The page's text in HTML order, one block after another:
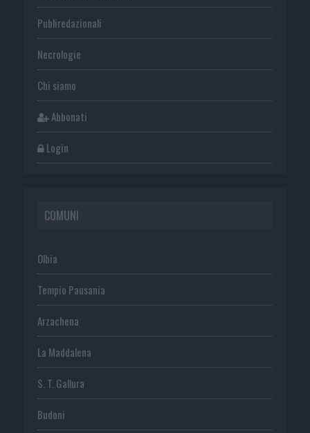
Publiredazionali
Necrologie
Chi siamo
Abbonati
Login
COMUNI
Olbia
Tempio Pausania
Arzachena
La Maddalena
S. T. Gallura
Budoni